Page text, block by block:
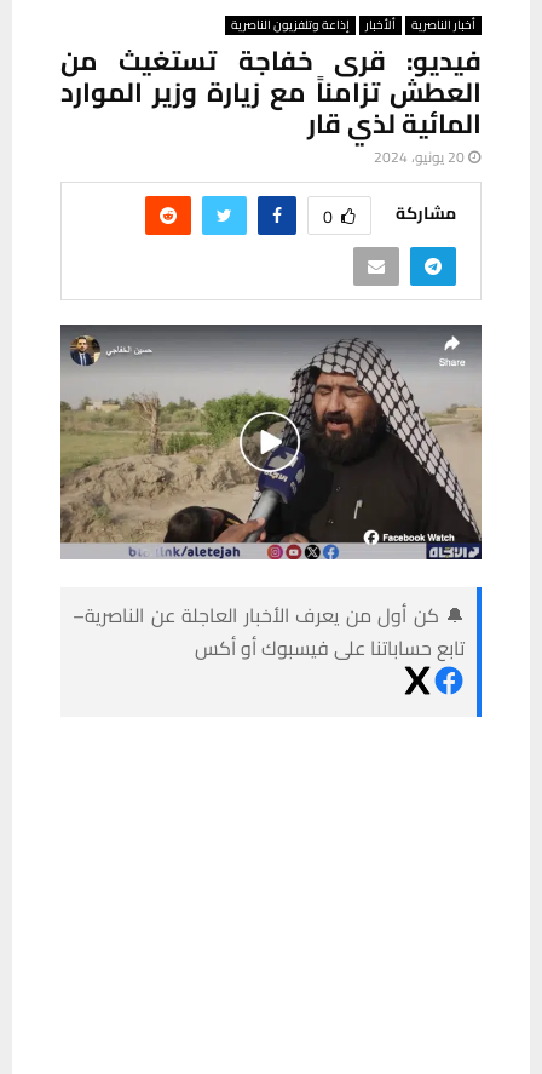
أخبار الناصرية ألأخبار إذاعة وتلفزيون الناصرية
فيديو: قرى خفاجة تستغيث من
العطش تزامناً مع زيارة وزير الموارد
المائية لذي قار
20 يونيو، 2024
مشاركة 0
🔔 كن أول من يعرف الأخبار العاجلة عن الناصرية–
تابع حساباتنا على فيسبوك أو أكس